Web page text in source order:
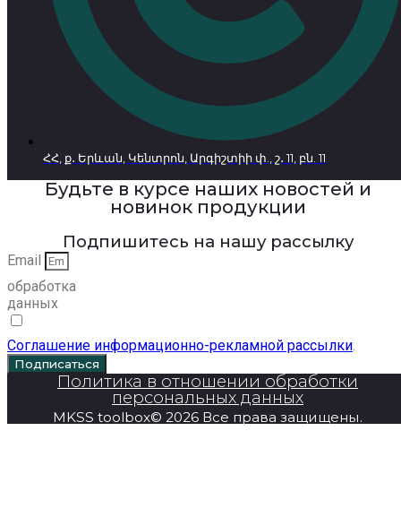
ՀՀ, ք․ Երևան, Կենտրոն, Արգիշտիի փ., շ․ 11, բն. 11
Будьте в курсе наших новостей и
новинок продукции
Подпишитесь на нашу рассылку
Email
обработка
данных
Соглашение информационно-рекламной рассылки.
Подписаться
Политика в отношении обработки
персональных данных
MKSS toolbox© 2026 Все права защищены.